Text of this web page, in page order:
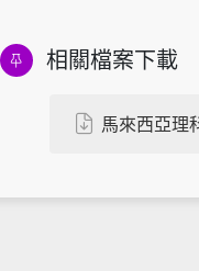
相關檔案下載
馬來西亞